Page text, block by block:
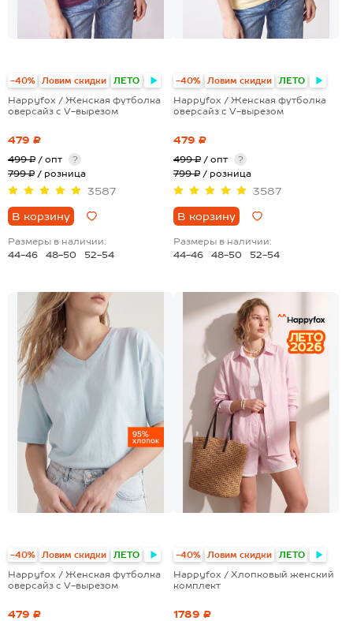
-40% Ловим скидки ЛЕТО
Happyfox / Женская футболка
оверсайз с V-вырезом
479 ₽
499 ₽ / опт
?
799 ₽ / розница
3587
В корзину
Размеры в наличии:
44-46
48-50 52-54
-40% Ловим скидки ЛЕТО
Happyfox / Женская футболка
оверсайз с V-вырезом
479 ₽
499 ₽ / опт
?
799 ₽ / розница
3587
В корзину
Размеры в наличии:
44-46
48-50 52-54
-40% Ловим скидки ЛЕТО
Happyfox / Женская футболка
оверсайз с V-вырезом
479 ₽
-40% Ловим скидки ЛЕТО
Happyfox / Хлопковый женский
комплект
1789 ₽